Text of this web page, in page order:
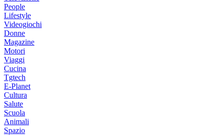
People
Lifestyle
Videogiochi
Donne
Magazine
Motori
Viaggi
Cucina
Tgtech
E-Planet
Cultura
Salute
Scuola
Animali
Spazio